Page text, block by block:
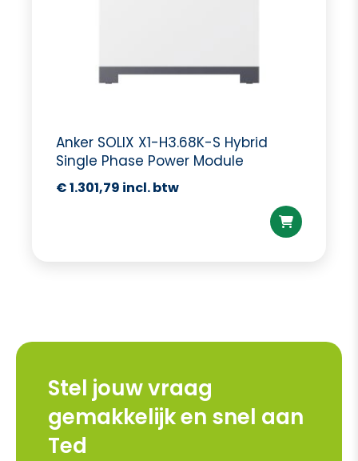
Anker SOLIX X1-H3.68K-S Hybrid
Single Phase Power Module
€1.301,79
Stel jouw vraag
gemakkelijk en snel aan
Ted